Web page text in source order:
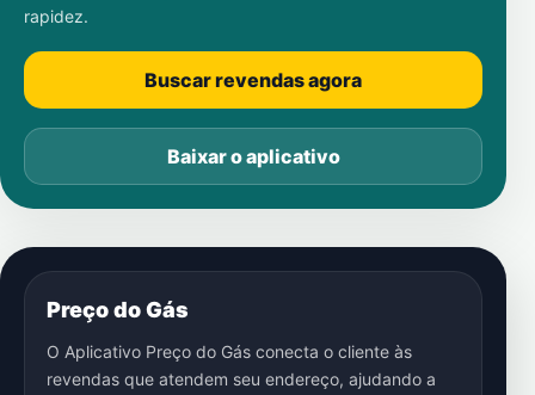
rapidez.
Buscar revendas agora
Baixar o aplicativo
Preço do Gás
O Aplicativo Preço do Gás conecta o cliente às
revendas que atendem seu endereço, ajudando a